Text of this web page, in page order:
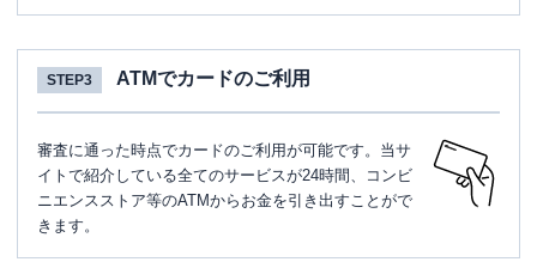
STEP3 ATMでカードのご利用
審査に通った時点でカードのご利用が可能です。当サ
イトで紹介している全てのサービスが24時間、コンビ
ニエンスストア等のATMからお金を引き出すことがで
きます。